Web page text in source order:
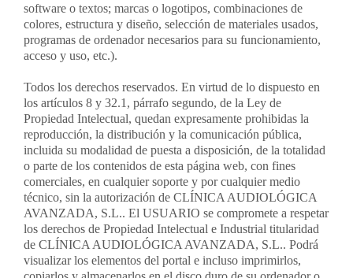
software o textos; marcas o logotipos, combinaciones de
colores, estructura y diseño, selección de materiales usados,
programas de ordenador necesarios para su funcionamiento,
acceso y uso, etc.).
Todos los derechos reservados. En virtud de lo dispuesto en
los artículos 8 y 32.1, párrafo segundo, de la Ley de
Propiedad Intelectual, quedan expresamente prohibidas la
reproducción, la distribución y la comunicación pública,
incluida su modalidad de puesta a disposición, de la totalidad
o parte de los contenidos de esta página web, con fines
comerciales, en cualquier soporte y por cualquier medio
técnico, sin la autorización de CLÍNICA AUDIOLÓGICA
AVANZADA, S.L.. El USUARIO se compromete a respetar
los derechos de Propiedad Intelectual e Industrial titularidad
de CLÍNICA AUDIOLÓGICA AVANZADA, S.L.. Podrá
visualizar los elementos del portal e incluso imprimirlos,